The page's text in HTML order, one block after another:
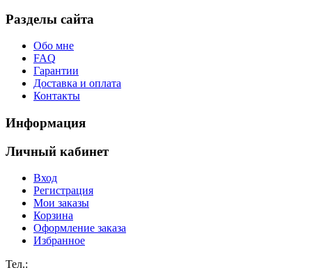
Разделы сайта
Обо мне
FAQ
Гарантии
Доставка и оплата
Контакты
Информация
Личный кабинет
Вход
Регистрация
Мои заказы
Корзина
Оформление заказа
Избранное
Тел.: